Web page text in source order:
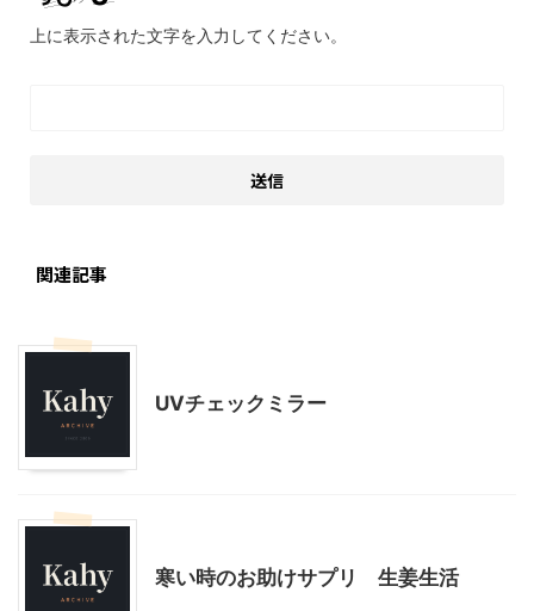
上に表示された文字を入力してください。
関連記事
UVチェックミラー
寒い時のお助けサプリ 生姜生活